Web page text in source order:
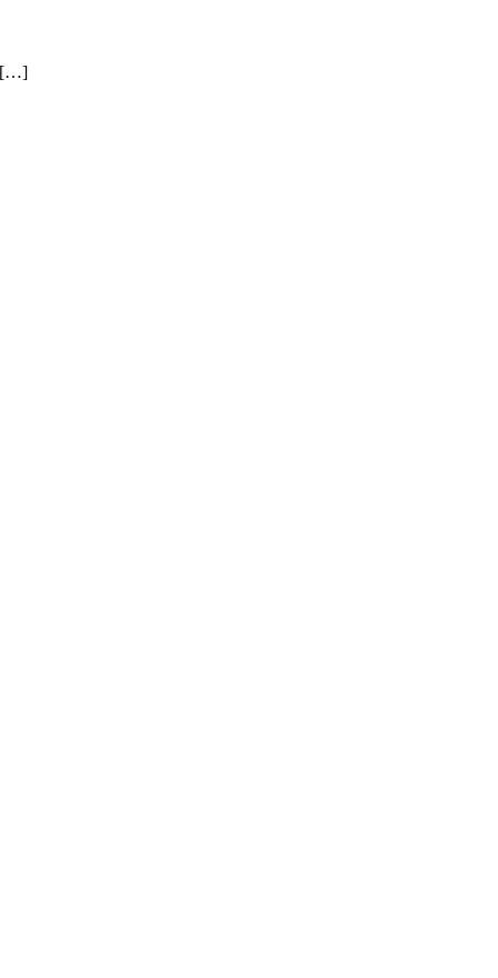
[…]